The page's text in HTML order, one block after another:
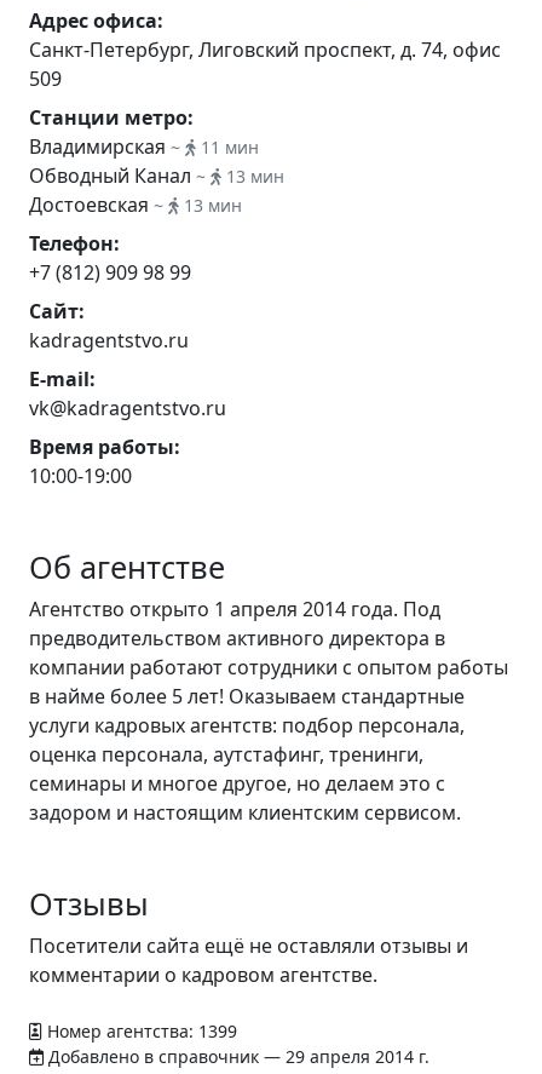
Адрес офиса:
Санкт-Петербург, Лиговский проспект, д. 74, офис
509
Станции метро:
Владимирская ~ 11 мин
Обводный Канал ~ 13 мин
Достоевская ~ 13 мин
Телефон:
+7 (812) 909 98 99
Сайт:
kadragentstvo.ru
E-mail:
vk@kadragentstvo.ru
Время работы:
10:00-19:00
Об агентстве
Агентство открыто 1 апреля 2014 года. Под
предводительством активного директора в
компании работают сотрудники с опытом работы
в найме более 5 лет! Оказываем стандартные
услуги кадровых агентств: подбор персонала,
оценка персонала, аутстафинг, тренинги,
семинары и многое другое, но делаем это с
задором и настоящим клиентским сервисом.
Отзывы
Посетители сайта ещё не оставляли отзывы и
комментарии о кадровом агентстве.
Номер агентства: 1399
Добавлено в справочник — 29 апреля 2014 г.